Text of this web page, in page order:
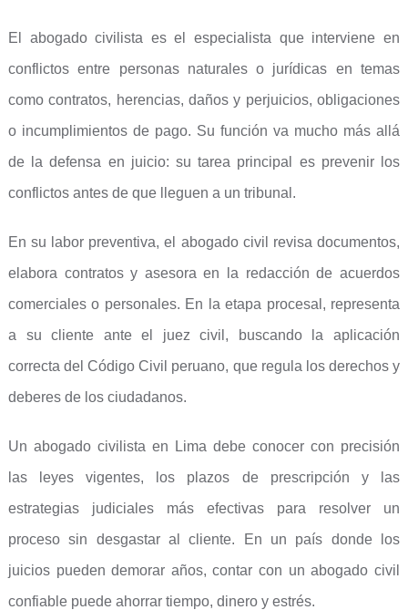
El abogado civilista es el especialista que interviene en
conflictos entre personas naturales o jurídicas en temas
como contratos, herencias, daños y perjuicios, obligaciones
o incumplimientos de pago. Su función va mucho más allá
de la defensa en juicio: su tarea principal es prevenir los
conflictos antes de que lleguen a un tribunal.
En su labor preventiva, el abogado civil revisa documentos,
elabora contratos y asesora en la redacción de acuerdos
comerciales o personales. En la etapa procesal, representa
a su cliente ante el juez civil, buscando la aplicación
correcta del Código Civil peruano, que regula los derechos y
deberes de los ciudadanos.
Un abogado civilista en Lima debe conocer con precisión
las leyes vigentes, los plazos de prescripción y las
estrategias judiciales más efectivas para resolver un
proceso sin desgastar al cliente. En un país donde los
juicios pueden demorar años, contar con un abogado civil
confiable puede ahorrar tiempo, dinero y estrés.